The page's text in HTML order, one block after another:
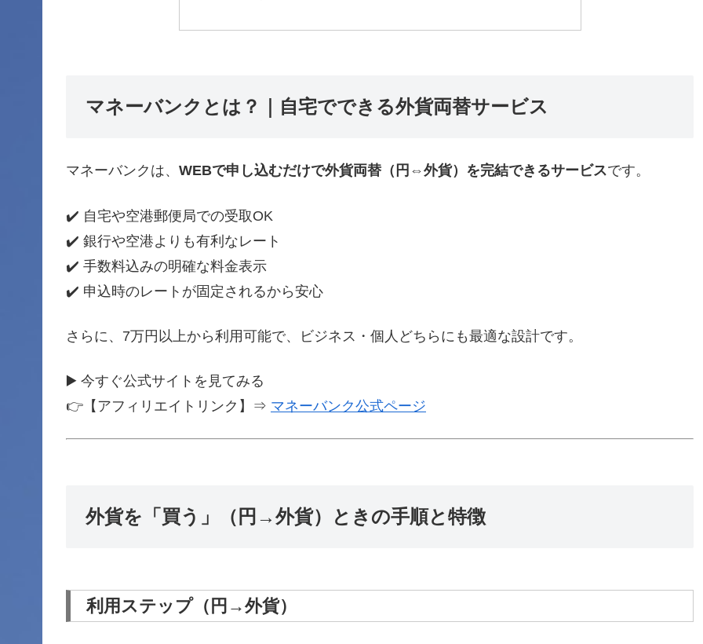
マネーバンクとは？｜自宅でできる外貨両替サービス
マネーバンクは、 WEBで申し込むだけで外貨両替（円⇔外貨）を完結できるサービスです。
✔️ 自宅や空港郵便局での受取OK
✔️ 銀行や空港よりも有利なレート
✔️ 手数料込みの明確な料金表示
✔️ 申込時のレートが固定されるから安心
さらに、7万円以上から利用可能で、ビジネス・個人どちらにも最適な設計です。
▶️ 今すぐ公式サイトを見てみる
👉【アフィリエイトリンク】⇒ マネーバンク公式ページ
外貨を「買う」（円→外貨）ときの手順と特徴
利用ステップ（円→外貨）